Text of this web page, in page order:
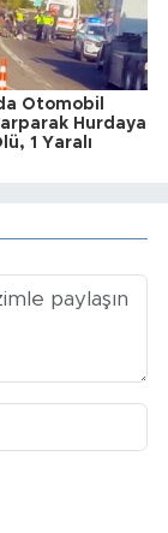
Otomobil
Hurdaya
1 Yaralı